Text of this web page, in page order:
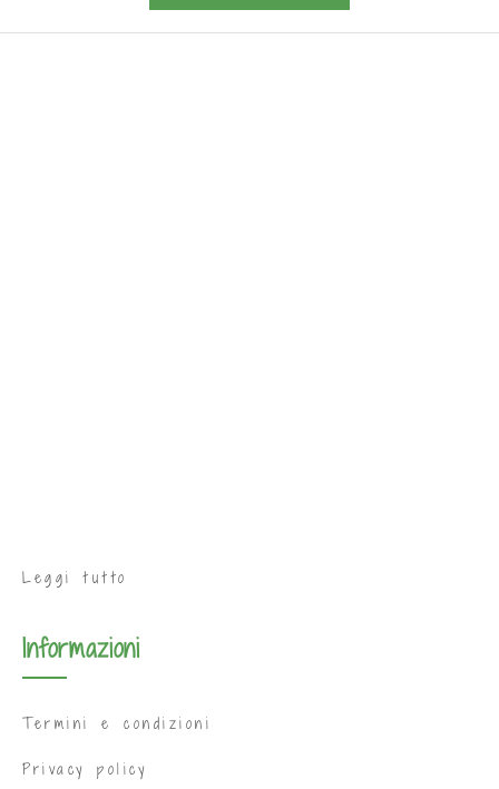
Leggi tutto
Informazioni
Termini e condizioni
Privacy policy